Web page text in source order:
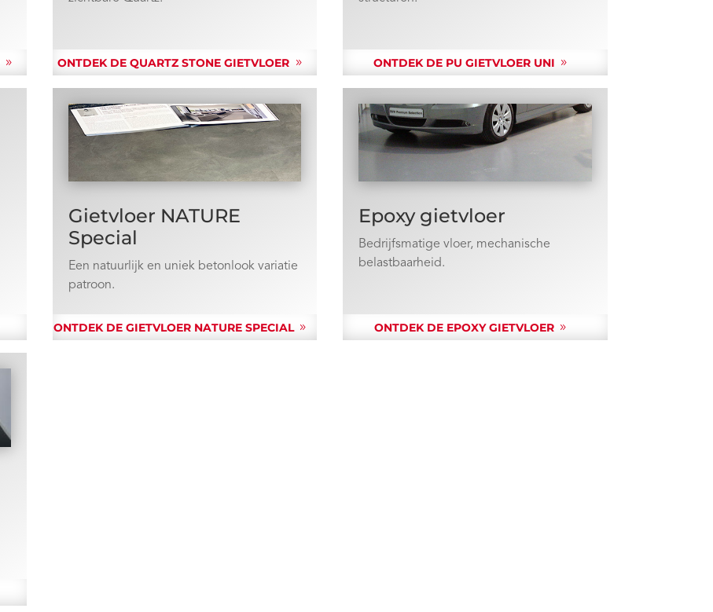
ONTDEK DE QUARTZ STONE GIETVLOER
Gietvloer NATURE
Special
Een natuurlijk en uniek betonlook variatie
patroon.
ONTDEK DE GIETVLOER NATURE SPECIAL
ONTDEK DE PU GIETVLOER UNI
Epoxy gietvloer
Bedrijfsmatige vloer, mechanische
belastbaarheid.
ONTDEK DE EPOXY GIETVLOER